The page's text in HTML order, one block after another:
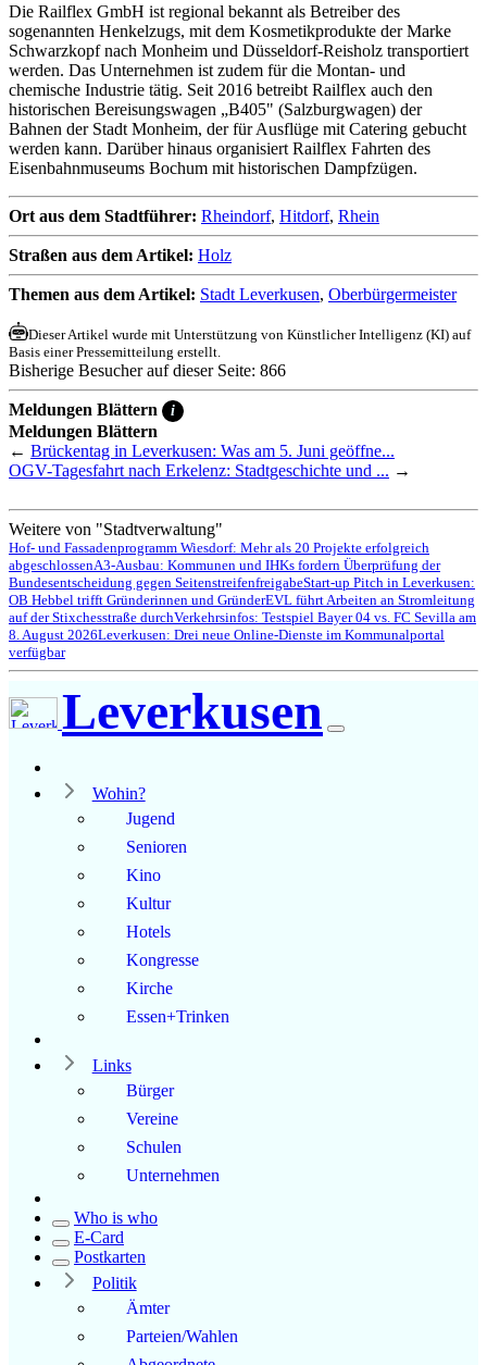
Die Railflex GmbH ist regional bekannt als Betreiber des
sogenannten Henkelzugs, mit dem Kosmetikprodukte der Marke
Schwarzkopf nach Monheim und Düsseldorf-Reisholz transportiert
werden. Das Unternehmen ist zudem für die Montan- und
chemische Industrie tätig. Seit 2016 betreibt Railflex auch den
historischen Bereisungswagen „B405" (Salzburgwagen) der
Bahnen der Stadt Monheim, der für Ausflüge mit Catering gebucht
werden kann. Darüber hinaus organisiert Railflex Fahrten des
Eisenbahnmuseums Bochum mit historischen Dampfzügen.
Ort aus dem Stadtführer: Rheindorf, Hitdorf, Rhein
Straßen aus dem Artikel: Holz
Themen aus dem Artikel: Stadt Leverkusen, Oberbürgermeister
Dieser Artikel wurde mit Unterstützung von Künstlicher Intelligenz (KI) auf
Basis einer Pressemitteilung erstellt.
Bisherige Besucher auf dieser Seite: 866
Meldungen Blättern i
Meldungen Blättern
← Brückentag in Leverkusen: Was am 5. Juni geöffne...
OGV-Tagesfahrt nach Erkelenz: Stadtgeschichte und ... →
Weitere von "Stadtverwaltung"
Hof- und Fassadenprogramm Wiesdorf: Mehr als 20 Projekte erfolgreich
abgeschlossenA3-Ausbau: Kommunen und IHKs fordern Überprüfung der
Bundesentscheidung gegen SeitenstreifenfreigabeStart-up Pitch in Leverkusen:
OB Hebbel trifft Gründerinnen und GründerEVL führt Arbeiten an Stromleitung
auf der Stixchesstraße durchVerkehrsinfos: Testspiel Bayer 04 vs. FC Sevilla am
8. August 2026Leverkusen: Drei neue Online-Dienste im Kommunalportal
verfügbar
Leverkusen
Wohin?
Jugend
Senioren
Kino
Kultur
Hotels
Kongresse
Kirche
Essen+Trinken
Links
Bürger
Vereine
Schulen
Unternehmen
Who is who
E-Card
Postkarten
Politik
Ämter
Parteien/Wahlen